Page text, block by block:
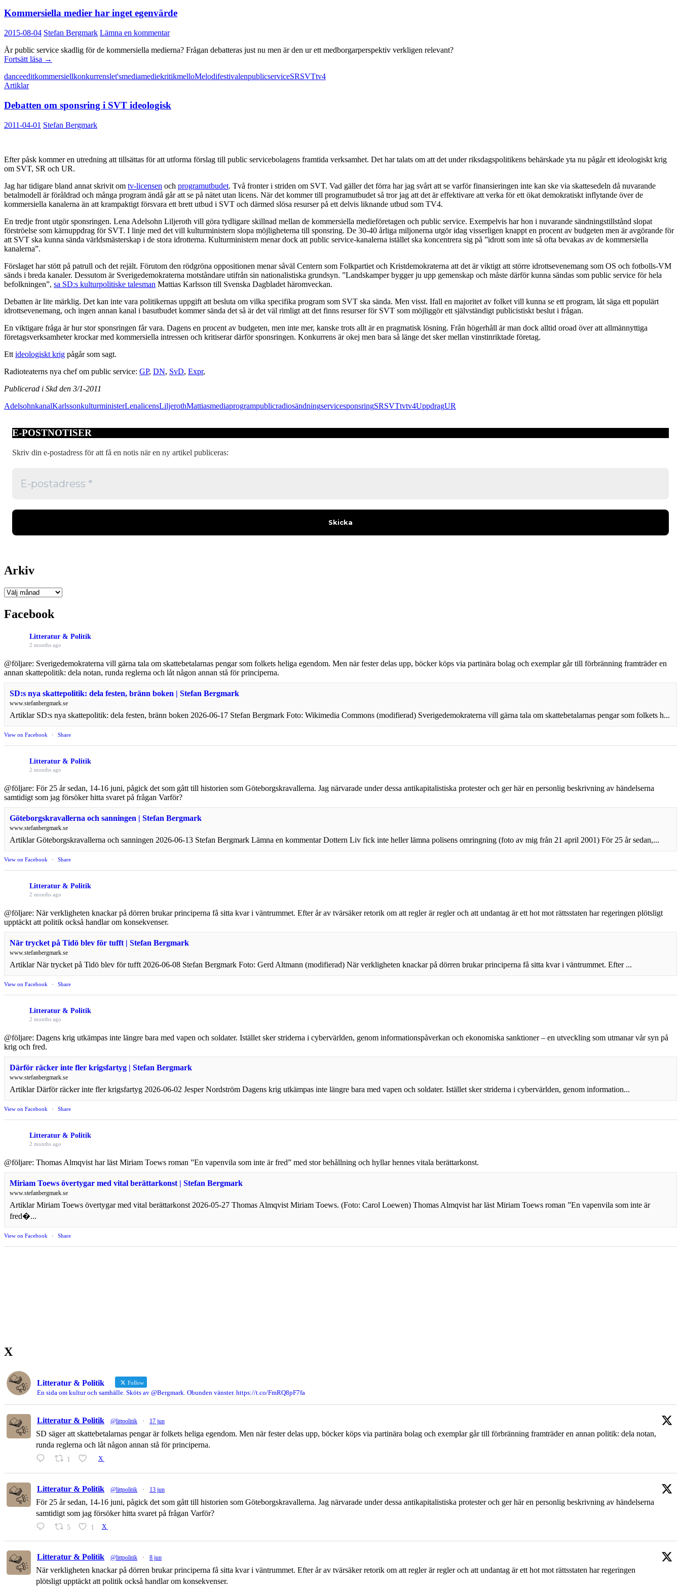
Kommersiella medier har inget egenvärde
2015-08-04 Stefan Bergmark Lämna en kommentar
Är public service skadlig för de kommersiella medierna? Frågan debatteras just nu men är den ur ett medborgarperspektiv verkligen relevant?
Fortsätt läsa Kommersiella
har
→
danceeditkommersiellkonkurrenslet'smediamediekritikmelloMelodifestivalenpublicserviceSRSVTtv4
Artiklar
Debatten om sponsring i SVT ideologisk
2011-04-01 Stefan Bergmark
Efter påsk kommer en utredning att tillsättas för att utforma förslag till public servicebolagens framtida verksamhet. Det har talats om att det under riksdagspolitikens behärskade yta nu pågår ett ideologiskt krig
om SVT, SR och UR.
Jag har tidigare bland annat skrivit om tv-licensen och programutbudet. Två fronter i striden om SVT. Vad gäller det förra har jag svårt att se varför finansieringen inte kan ske via skattesedeln då nuvarande
betalmodell är föråldrad och många program ändå går att se på nätet utan licens. När det kommer till programutbudet så tror jag att det är effektivare att verka för ett ökat demokratiskt inflytande över de
kommersiella kanalerna än att krampaktigt försvara ett brett utbud i SVT och därmed slösa resurser på ett delvis liknande utbud som TV4.
En tredje front utgör sponsringen. Lena Adelsohn Liljeroth vill göra tydligare skillnad mellan de kommersiella medieföretagen och public service. Exempelvis har hon i nuvarande sändningstillstånd slopat
förströelse som kärnuppdrag för SVT. I linje med det vill kulturministern slopa möjligheterna till sponsring. De 30-40 årliga miljonerna utgör idag visserligen knappt en procent av budgeten men är avgörande för
att SVT ska kunna sända världsmästerskap i de stora idrotterna. Kulturministern menar dock att public service-kanalerna istället ska koncentrera sig på ”idrott som inte så ofta bevakas av de kommersiella
kanalerna”.
Förslaget har stött på patrull och det rejält. Förutom den rödgröna oppositionen menar såväl Centern som Folkpartiet och Kristdemokraterna att det är viktigt att större idrottsevenemang som OS och fotbolls-VM
sänds i breda kanaler. Dessutom är Sverigedemokraterna motståndare utifrån sin nationalistiska grundsyn. ”Landskamper bygger ju upp gemenskap och måste därför kunna sändas som public service för hela
befolkningen”, sa SD:s kulturpolitiske talesman Mattias Karlsson till Svenska Dagbladet häromveckan.
Debatten är lite märklig. Det kan inte vara politikernas uppgift att besluta om vilka specifika program som SVT ska sända. Men visst. Ifall en majoritet av folket vill kunna se ett program, låt säga ett populärt
idrottsevenemang, och ingen annan kanal i basutbudet kommer sända det så är det väl rimligt att det finns resurser för SVT som möjliggör ett självständigt publicistiskt beslut i frågan.
En viktigare fråga är hur stor sponsringen får vara. Dagens en procent av budgeten, men inte mer, kanske trots allt är en pragmatisk lösning. Från högerhåll är man dock alltid oroad över att allmännyttiga
företagsverksamheter krockar med kommersiella intressen och kritiserar därför sponsringen. Konkurrens är okej men bara så länge det sker mellan vinstinriktade företag.
Ett ideologiskt krig pågår som sagt.
Radioteaterns nya chef om public service: GP, DN, SvD, Expr,
Publicerad i Skd den 3/1-2011
AdelsohnkanalKarlssonkulturministerLenalicensLiljerothMattiasmediaprogrampublicradiosändningservicesponsringSRSVTtvtv4UppdragUR
E-POSTNOTISER
Skriv din e-postadress för att få en notis när en ny artikel publiceras:
Arkiv
Arkiv
Facebook
Litteratur & Politik
2 months ago
@följare: Sverigedemokraterna vill gärna tala om skattebetalarnas pengar som folkets heliga egendom. Men när fester delas upp, böcker köps via partinära bolag och exemplar går till förbränning framträder en
annan skattepolitik: dela notan, runda reglerna och låt någon annan stå för principerna.
SD:s nya skattepolitik: dela festen, bränn boken | Stefan Bergmark
www.stefanbergmark.se
Artiklar SD:s nya skattepolitik: dela festen, bränn boken 2026-06-17 Stefan Bergmark Foto: Wikimedia Commons (modifierad) Sverigedemokraterna vill gärna tala om skattebetalarnas pengar som folkets h...
View on Facebook · Share
Litteratur & Politik
2 months ago
@följare: För 25 år sedan, 14-16 juni, pågick det som gått till historien som Göteborgskravallerna. Jag närvarade under dessa antikapitalistiska protester och ger här en personlig beskrivning av händelserna
samtidigt som jag försöker hitta svaret på frågan Varför?
Göteborgskravallerna och sanningen | Stefan Bergmark
www.stefanbergmark.se
Artiklar Göteborgskravallerna och sanningen 2026-06-13 Stefan Bergmark Lämna en kommentar Dottern Liv fick inte heller lämna polisens omringning (foto av mig från 21 april 2001) För 25 år sedan,...
View on Facebook · Share
Litteratur & Politik
2 months ago
@följare: När verkligheten knackar på dörren brukar principerna få sitta kvar i väntrummet. Efter år av tvärsäker retorik om att regler är regler och att undantag är ett hot mot rättsstaten har regeringen plötsligt
upptäckt att politik också handlar om konsekvenser.
När trycket på Tidö blev för tufft | Stefan Bergmark
www.stefanbergmark.se
Artiklar När trycket på Tidö blev för tufft 2026-06-08 Stefan Bergmark Foto: Gerd Altmann (modifierad) När verkligheten knackar på dörren brukar principerna få sitta kvar i väntrummet. Efter ...
View on Facebook · Share
Litteratur & Politik
2 months ago
@följare: Dagens krig utkämpas inte längre bara med vapen och soldater. Istället sker striderna i cybervärlden, genom informationspåverkan och ekonomiska sanktioner – en utveckling som utmanar vår syn på
krig och fred.
Därför räcker inte fler krigsfartyg | Stefan Bergmark
www.stefanbergmark.se
Artiklar Därför räcker inte fler krigsfartyg 2026-06-02 Jesper Nordström Dagens krig utkämpas inte längre bara med vapen och soldater. Istället sker striderna i cybervärlden, genom information...
View on Facebook · Share
Litteratur & Politik
2 months ago
@följare: Thomas Almqvist har läst Miriam Toews roman ”En vapenvila som inte är fred” med stor behållning och hyllar hennes vitala berättarkonst.
Miriam Toews övertygar med vital berättarkonst | Stefan Bergmark
www.stefanbergmark.se
Artiklar Miriam Toews övertygar med vital berättarkonst 2026-05-27 Thomas Almqvist Miriam Toews. (Foto: Carol Loewen) Thomas Almqvist har läst Miriam Toews roman ”En vapenvila som inte är
fred�...
View on Facebook · Share
X
Litteratur & Politik Follow
En sida om kultur och samhälle. Sköts av @Bergmark. Obunden vänster. https://t.co/FmRQ8pF7fa
Litteratur & Politik @littpolitik · 17 jun
SD säger att skattebetalarnas pengar är folkets heliga egendom. Men när fester delas upp, böcker köps via partinära bolag och exemplar går till förbränning framträder en annan politik: dela notan,
runda reglerna och låt någon annan stå för principerna.
1 X
Litteratur & Politik @littpolitik · 13 jun
För 25 år sedan, 14-16 juni, pågick det som gått till historien som Göteborgskravallerna. Jag närvarade under dessa antikapitalistiska protester och ger här en personlig beskrivning av händelserna
samtidigt som jag försöker hitta svaret på frågan Varför?
5 1 X
Litteratur & Politik @littpolitik · 8 jun
När verkligheten knackar på dörren brukar principerna få sitta kvar i väntrummet. Efter år av tvärsäker retorik om att regler är regler och att undantag är ett hot mot rättsstaten har regeringen
plötsligt upptäckt att politik också handlar om konsekvenser.